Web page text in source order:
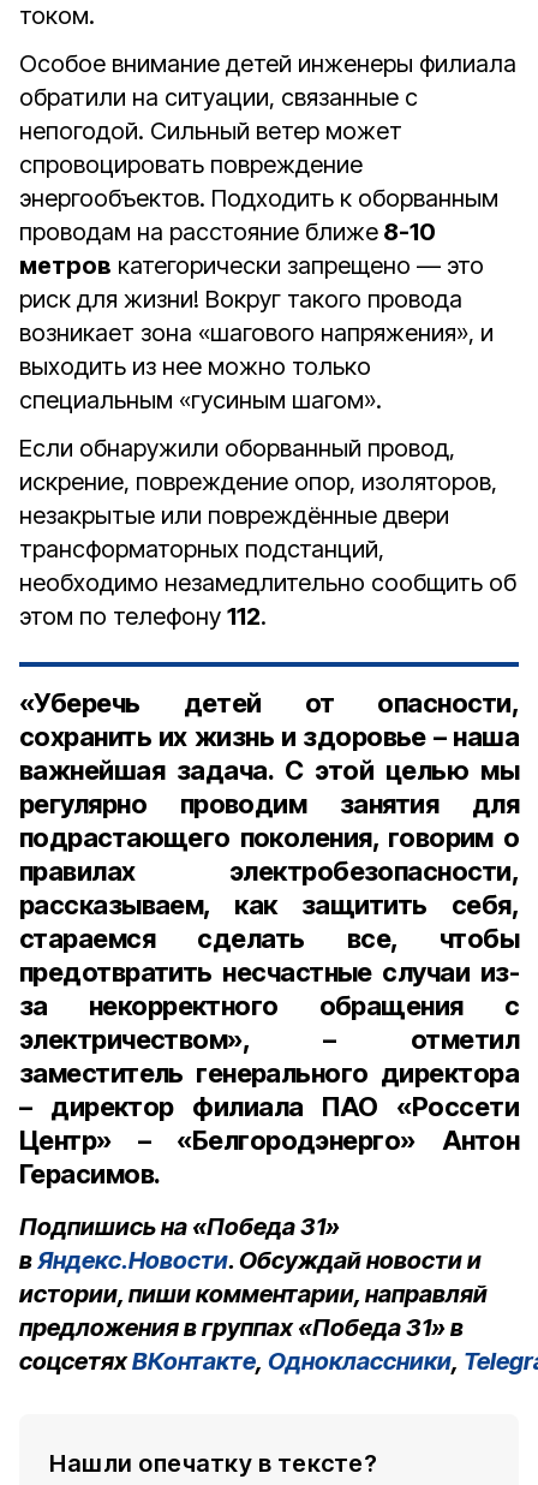
током.
Особое внимание детей инженеры филиала
обратили на ситуации, связанные с
непогодой. Сильный ветер может
спровоцировать повреждение
энергообъектов. Подходить к оборванным
проводам на расстояние ближе 8-10
метров категорически запрещено — это
риск для жизни! Вокруг такого провода
возникает зона «шагового напряжения», и
выходить из нее можно только
специальным «гусиным шагом».
Если обнаружили оборванный провод,
искрение, повреждение опор, изоляторов,
незакрытые или повреждённые двери
трансформаторных подстанций,
необходимо незамедлительно сообщить об
этом по телефону 112.
«Уберечь детей от опасности,
сохранить их жизнь и здоровье – наша
важнейшая задача. С этой целью мы
регулярно проводим занятия для
подрастающего поколения, говорим о
правилах электробезопасности,
рассказываем, как защитить себя,
стараемся сделать все, чтобы
предотвратить несчастные случаи из-
за некорректного обращения с
электричеством», – отметил
заместитель генерального директора
– директор филиала ПАО «Россети
Центр» – «Белгородэнерго» Антон
Герасимов.
Подпишись на «Победа 31»
вЯндекс.Новости. Обсуждай новости и
истории, пиши комментарии, направляй
предложения в группах «Победа 31» в
соцсетяхВКонтакте, Одноклассники,
Нашли опечатку в тексте?